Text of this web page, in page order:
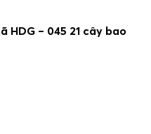
HDG – 045 21 cây bao